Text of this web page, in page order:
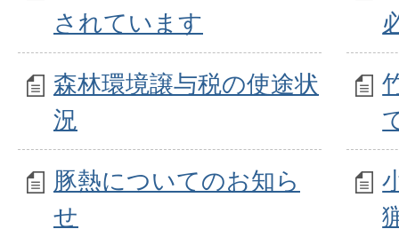
されています
森林環境譲与税の使途状
況
豚熱についてのお知ら
せ